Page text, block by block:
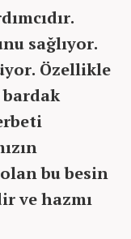
sağlıyor.
Özellikle
bardak
olan bu besin
ve hazmı